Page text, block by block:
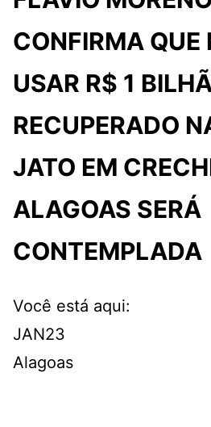
e
b
o
o
e
r
a
g
r
m
CONFIRMA QUE
USAR R$ 1
RECUPERADO
JATO EM
ALAGOAS SERÁ
CONTEMPLADA
Você está aqui:
JAN23
Alagoas